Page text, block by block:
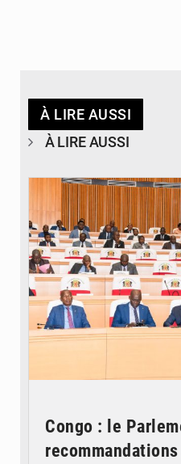
À LIRE AUSSI
À LIRE AUSSI
Congo : le